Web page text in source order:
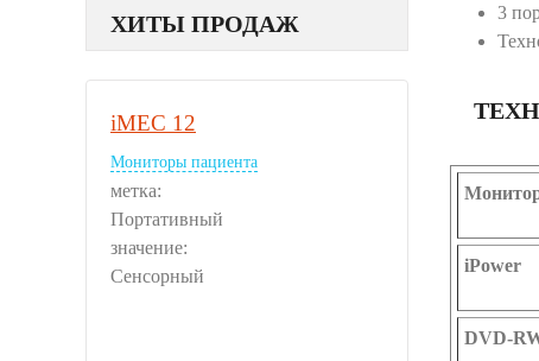
ХИТЫ ПРОДАЖ
iMEC 12
Мониторы пациента
метка:
Портативный
значение:
Сенсорный
3
iPower
DVD-